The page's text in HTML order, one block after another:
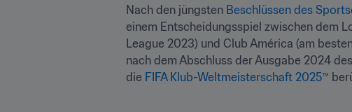
Nach den jüngsten Beschlüssen des
einem Entscheidungsspiel zwischen dem
League 2023) und Club América (am
nach dem Abschluss der Ausgabe 2024
die FIFA Klub-Weltmeisterschaft 2025™